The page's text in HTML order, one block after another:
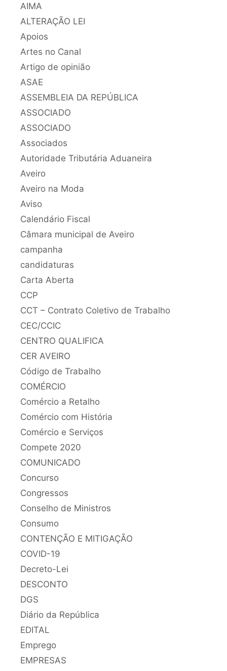
AIMA
ALTERAÇÃO LEI
Apoios
Artes no Canal
Artigo de opinião
ASAE
ASSEMBLEIA DA REPÚBLICA
ASSOCIADO
ASSOCIADO
Associados
Autoridade Tributária Aduaneira
Aveiro
Aveiro na Moda
Aviso
Calendário Fiscal
Câmara municipal de Aveiro
campanha
candidaturas
Carta Aberta
CCP
CCT – Contrato Coletivo de Trabalho
CEC/CCIC
CENTRO QUALIFICA
CER AVEIRO
Código de Trabalho
COMÉRCIO
Comércio a Retalho
Comércio com História
Comércio e Serviços
Compete 2020
COMUNICADO
Concurso
Congressos
Conselho de Ministros
Consumo
CONTENÇÃO E MITIGAÇÃO
COVID-19
Decreto-Lei
DESCONTO
DGS
Diário da República
EDITAL
Emprego
EMPRESAS